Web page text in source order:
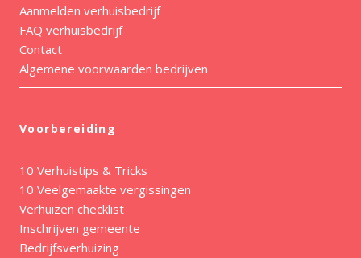
Aanmelden verhuisbedrijf
FAQ verhuisbedrijf
Contact
Algemene voorwaarden bedrijven
Voorbereiding
10 Verhuistips & Tricks
10 Veelgemaakte vergissingen
Verhuizen checklist
Inschrijven gemeente
Bedrijfsverhuizing